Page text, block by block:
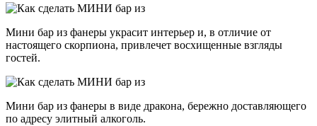
Мини бар из фанеры украсит интерьер и, в отличие от
настоящего скорпиона, привлечет восхищенные взгляды
гостей.
Мини бар из фанеры в виде дракона, бережно доставляющего
по адресу элитный алкоголь.